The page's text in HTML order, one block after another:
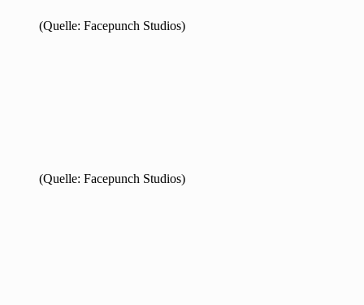
(Quelle: Facepunch Studios)
(Quelle: Facepunch Studios)